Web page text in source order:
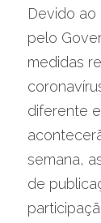
Devido
pelo
medidas
diferente
semana,
de